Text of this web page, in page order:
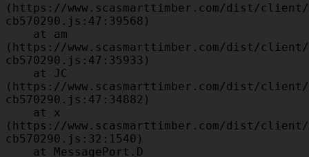
(https://www.scasmarttimber.com/dist/
cb570290.js:47:39568)
(https://www.scasmarttimber.com/dist/
cb570290.js:47:35933)
(https://www.scasmarttimber.com/dist/
cb570290.js:47:34882)
(https://www.scasmarttimber.com/dist/
cb570290.js:32:1540)